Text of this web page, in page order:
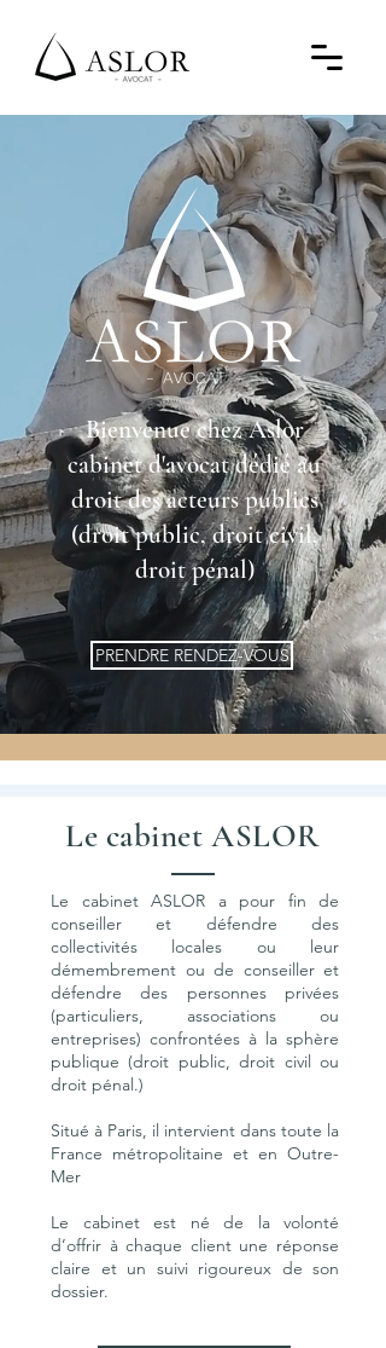
Bienvenue chez Aslor
cabinet d'avocat dédié au
droit des acteurs publics
(droit public, droit civil,
droit pénal)
PRENDRE RENDEZ-VOUS
Le cabinet ASLOR
Le cabinet ASLOR a pour fin de
conseiller et défendre des
collectivités locales ou leur
démembrement ou de conseiller et
défendre des personnes privées
(particuliers, associations ou
entreprises) confrontées à la sphère
publique (droit public, droit civil ou
droit pénal.)
Situé à Paris, il intervient dans toute la
France métropolitaine et en Outre-
Mer
Le cabinet est né de la volonté
d’offrir à chaque client une réponse
claire et un suivi rigoureux de son
dossier.